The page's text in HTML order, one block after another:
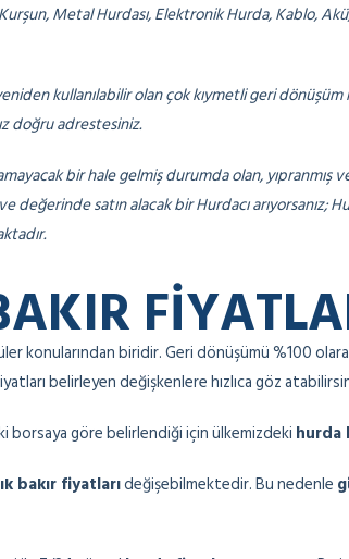
Metal Hurdası, Elektronik Hurda, Kablo,
kullanılabilir olan çok kıymetli geri
doğru adrestesiniz.
bir hale gelmiş durumda olan,
değerinde satın alacak bir Hurdacı arıyorsanız;
konularından biridir. Geri dönüşümü %100
belirleyen değişkenlere hızlıca göz
borsaya göre belirlendiği için ülkemizdeki hurda
bakır fiyatlarıdeğişebilmektedir. Bu nedenle